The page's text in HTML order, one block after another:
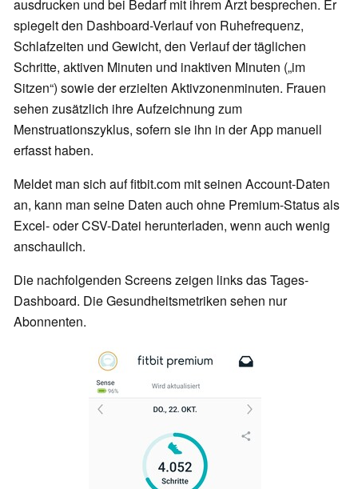
ausdrucken und bei Bedarf mit ihrem Arzt besprechen. Er
spiegelt den Dashboard-Verlauf von Ruhefrequenz,
Schlafzeiten und Gewicht, den Verlauf der täglichen
Schritte, aktiven Minuten und inaktiven Minuten („im
Sitzen“) sowie der erzielten Aktivzonenminuten. Frauen
sehen zusätzlich ihre Aufzeichnung zum
Menstruationszyklus, sofern sie ihn in der App manuell
erfasst haben.
Meldet man sich auf fitbit.com mit seinen Account-Daten
an, kann man seine Daten auch ohne Premium-Status als
Excel- oder CSV-Datei herunterladen, wenn auch wenig
anschaulich.
Die nachfolgenden Screens zeigen links das Tages-
Dashboard. Die Gesundheitsmetriken sehen nur
Abonnenten.